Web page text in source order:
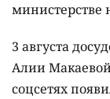
министерстве
3 августа
Алии
соцсетях